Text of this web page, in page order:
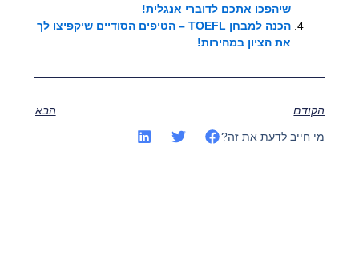
שיהפכו אתכם לדוברי אנגלית!
הכנה למבחן TOEFL – הטיפים הסודיים שיקפיצו לך
את הציון במהירות!
הקודם הבא
מי חייב לדעת את זה?